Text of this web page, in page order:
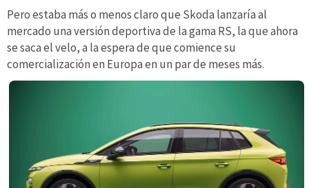
Pero estaba más o menos claro que Skoda lanzaría al
mercado una versión deportiva de la gama RS, la que ahora
se saca el velo, a la espera de que comience su
comercialización en Europa en un par de meses más.